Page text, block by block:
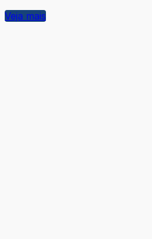
Veja mais